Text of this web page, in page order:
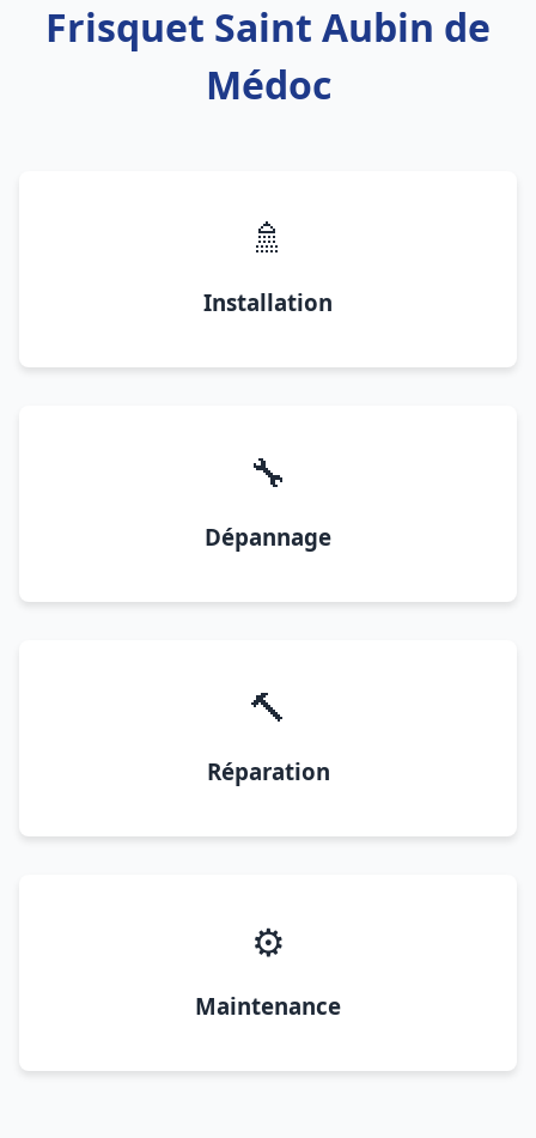
Frisquet Saint Aubin de
Médoc
🚿
Installation
🔧
Dépannage
🔨
Réparation
⚙️
Maintenance